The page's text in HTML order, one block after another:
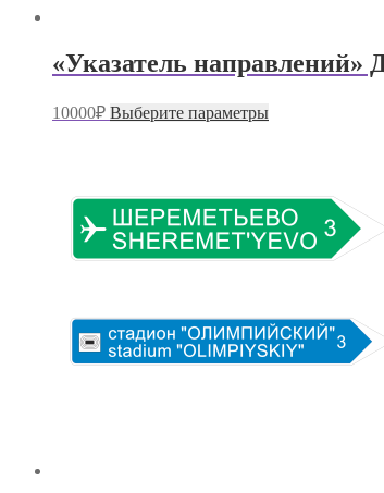
«Указатель направлений»
10000₽ Выберите параметрыЭтот
Опции
можно
выбрать
на